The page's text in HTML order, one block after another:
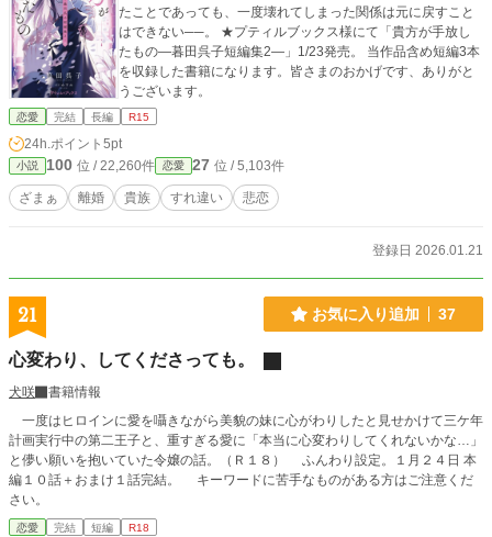
たことであっても、一度壊れてしまった関係は元に戻すこと
はできない──。 ★プティルブックス様にて「貴方が手放し
たもの―暮田呉子短編集2―」1/23発売。 当作品含め短編3本
を収録した書籍になります。皆さまのおかげです、ありがと
うございます。
恋愛 完結 長編 R15
24h.ポイント 5pt
小説 100 位 / 22,260件 恋愛 27 位 / 5,103件
ざまぁ 離婚 貴族 すれ違い 悲恋
登録日 2026.01.21
21 お気に入り追加 37
心変わり、してくださっても。
犬咲
書籍情報
一度はヒロインに愛を囁きながら美貌の妹に心がわりしたと見せかけて三ケ年
計画実行中の第二王子と、重すぎる愛に「本当に心変わりしてくれないかな…」
と儚い願いを抱いていた令嬢の話。（Ｒ１８） ふんわり設定。１月２４日 本
編１０話＋おまけ１話完結。 キーワードに苦手なものがある方はご注意くだ
さい。
恋愛 完結 短編 R18